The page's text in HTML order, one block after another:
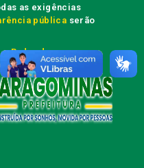
as exigências
pública serão
oRadar da